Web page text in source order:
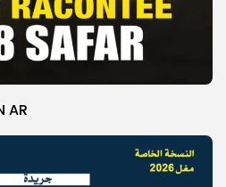
AR